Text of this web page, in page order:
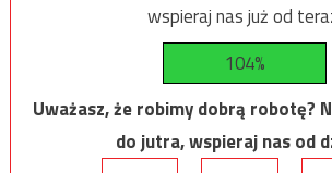
wspieraj nas już od
104%
Uważasz, że robimy dobrą robotę?
do jutra, wspieraj nas od